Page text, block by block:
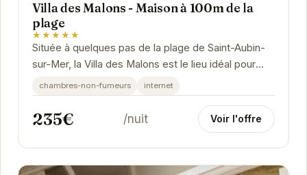
Villa des Malons - Maison à 100m de la
plage
★★★★★
Située à quelques pas de la plage de Saint-Aubin-
sur-Mer, la Villa des Malons est le lieu idéal pour
vos vacances. Avec son emplacement...
chambres-non-fumeurs internet
235€ /nuit Voir l'offre